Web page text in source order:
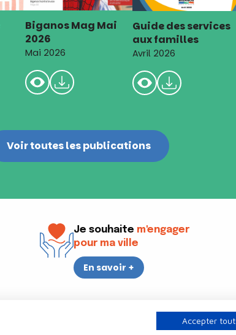
Biganos Mag Mai
2026
Mai 2026
Guide des services
aux familles
Avril 2026
Voir toutes les publications
Je souhaite m'engager
pour ma ville
En savoir +
Accepter tout